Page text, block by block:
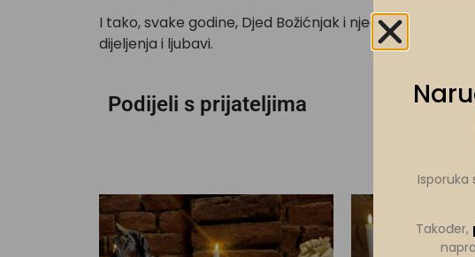
I tako, svake godine, Djed Božićnjak i njegovi vilenjaci
dijeljenja i ljubavi.
Podijeli s prijateljima
Isporuka
Također,